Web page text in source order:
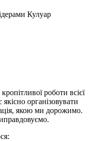
Кулуар
роботи всієї
організовувати
якою ми дорожимо.